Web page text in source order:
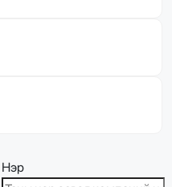
Нэр